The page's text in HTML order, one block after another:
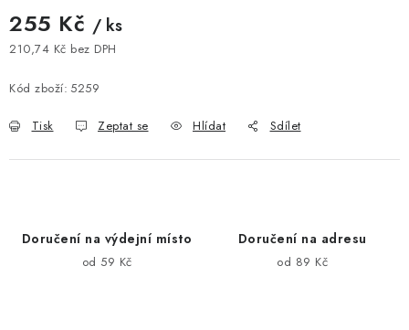
255 Kč / ks
210,74 Kč bez DPH
Kód zboží: 5259
Tisk Zeptat se Hlídat Sdílet
Doručení na výdejní místo
od 59 Kč
Doručení na adresu
od 89 Kč